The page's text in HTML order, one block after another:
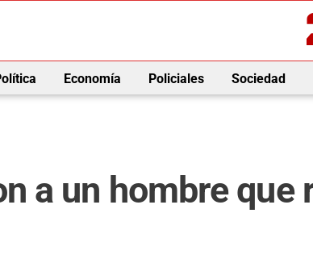
Economía Policiales Sociedad
a un hombre